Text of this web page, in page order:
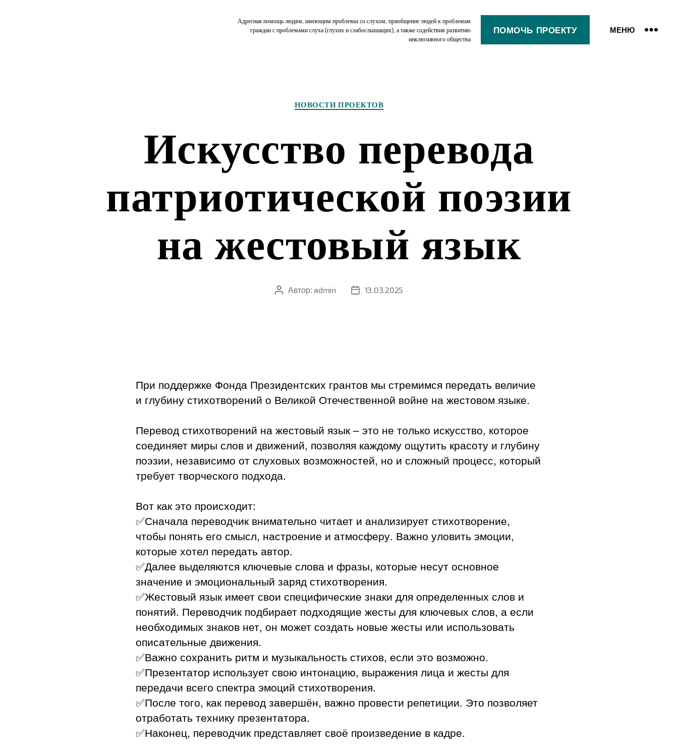
Адресная помощь людям, имеющим проблемы со слухом, приобщение людей к проблемам
граждан с проблемами слуха (глухих и слабослышащих), а также содействия развитию
инклюзивного общества
ПОМОЧЬ ПРОЕКТУ МЕНЮ
НОВОСТИ ПРОЕКТОВ
Искусство перевода
патриотической поэзии
на жестовый язык
Автор
Автор:admin
Дата13.03.2025
При поддержке Фонда Президентских грантов мы стремимся передать величие
и глубину стихотворений о Великой Отечественной войне на жестовом языке.
Перевод стихотворений на жестовый язык – это не только искусство, которое
соединяет миры слов и движений, позволяя каждому ощутить красоту и глубину
поэзии, независимо от слуховых возможностей, но и сложный процесс, который
требует творческого подхода.
Вот как это происходит:
✅Сначала переводчик внимательно читает и анализирует стихотворение,
чтобы понять его смысл, настроение и атмосферу. Важно уловить эмоции,
которые хотел передать автор.
✅Далее выделяются ключевые слова и фразы, которые несут основное
значение и эмоциональный заряд стихотворения.
✅Жестовый язык имеет свои специфические знаки для определенных слов и
понятий. Переводчик подбирает подходящие жесты для ключевых слов, а если
необходимых знаков нет, он может создать новые жесты или использовать
описательные движения.
✅Важно сохранить ритм и музыкальность стихов, если это возможно.
✅Презентатор использует свою интонацию, выражения лица и жесты для
передачи всего спектра эмоций стихотворения.
✅После того, как перевод завершён, важно провести репетиции. Это позволяет
отработать технику презентатора.
✅Наконец, переводчик представляет своё произведение в кадре.